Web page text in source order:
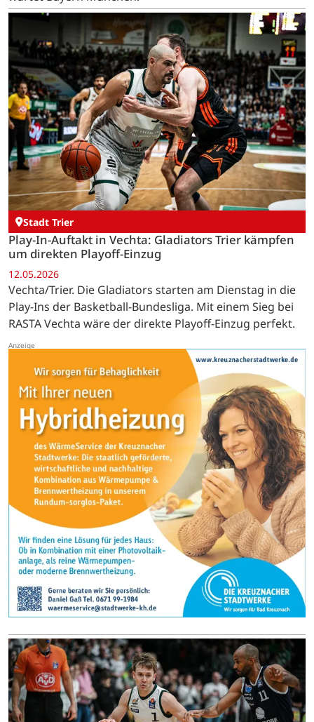
Stadt Trier
Play-In-Auftakt in Vechta: Gladiators Trier kämpfen
um direkten Playoff-Einzug
12.05.2026
Vechta/Trier. Die Gladiators starten am Dienstag in die
Play-Ins der Basketball-Bundesliga. Mit einem Sieg bei
RASTA Vechta wäre der direkte Playoff-Einzug perfekt.